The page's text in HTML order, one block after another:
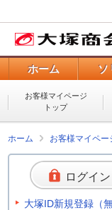
ホーム ソ
お客様マイページ
トップ
ホーム お客様マイペー
ログイン
大塚ID新規登録（無